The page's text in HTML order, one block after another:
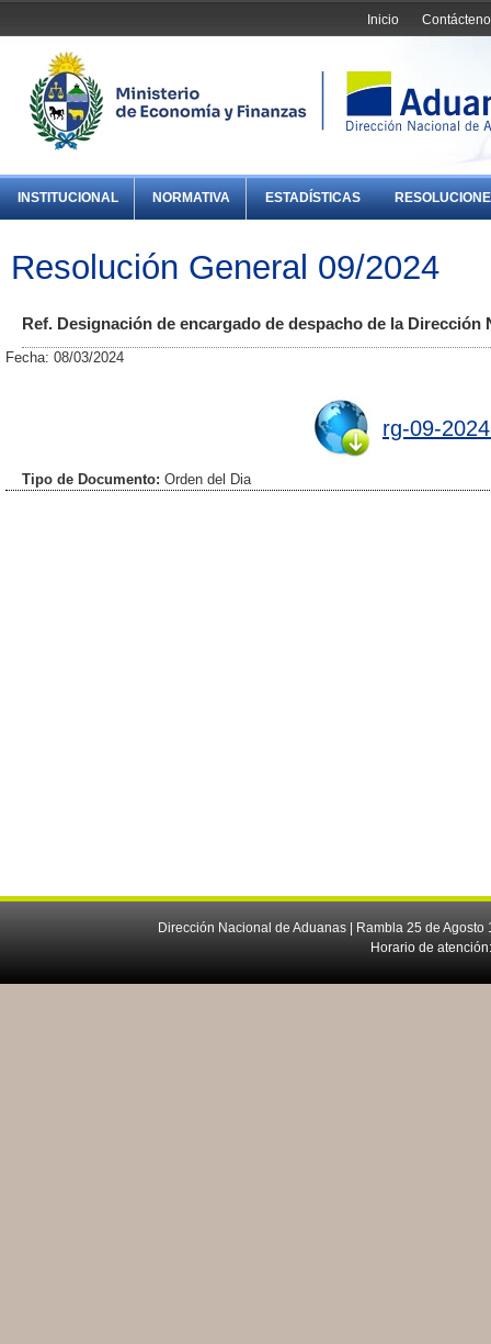
Inicio
INSTITUCIONAL NORMATIVA ESTADÍSTICAS
Resolución General 09/2024
Ref. Designación de encargado de despacho de la Dirección
Fecha: 08/03/2024
rg-09-
Tipo de Documento: Orden del Dia
Dirección Nacional de Aduanas | Rambla 25 de
Horario de